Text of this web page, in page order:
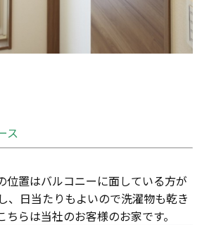
ス
位置はバルコニーに面している方が
、日当たりもよいので洗濯物も乾き
らは当社のお客様のお家です。